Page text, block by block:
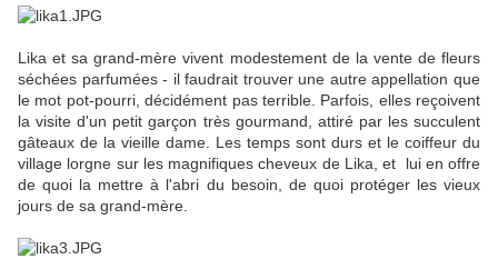
Lika et sa grand-mère vivent modestement de la vente de fleurs
séchées parfumées - il faudrait trouver une autre appellation que
le mot pot-pourri, décidément pas terrible. Parfois, elles reçoivent
la visite d'un petit garçon très gourmand, attiré par les succulent
gâteaux de la vieille dame. Les temps sont durs et le coiffeur du
village lorgne sur les magnifiques cheveux de Lika, et lui en offre
de quoi la mettre à l'abri du besoin, de quoi protéger les vieux
jours de sa grand-mère.